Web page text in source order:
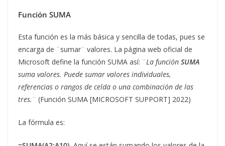
Función SUMA
Esta función es la más básica y sencilla de todas, pues se
encarga de ¨sumar¨ valores. La página web oficial de
Microsoft define la función SUMA así: ¨La función SUMA
suma valores. Puede sumar valores individuales,
referencias o rangos de celda o una combinación de las
tres. ¨ (Función SUMA [MICROSOFT SUPPORT] 2022)
La fórmula es: